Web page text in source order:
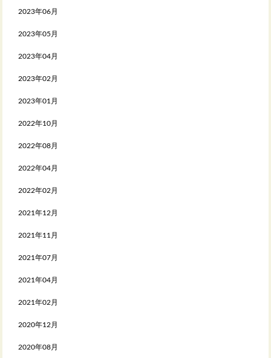
2023年06月
2023年05月
2023年04月
2023年02月
2023年01月
2022年10月
2022年08月
2022年04月
2022年02月
2021年12月
2021年11月
2021年07月
2021年04月
2021年02月
2020年12月
2020年08月